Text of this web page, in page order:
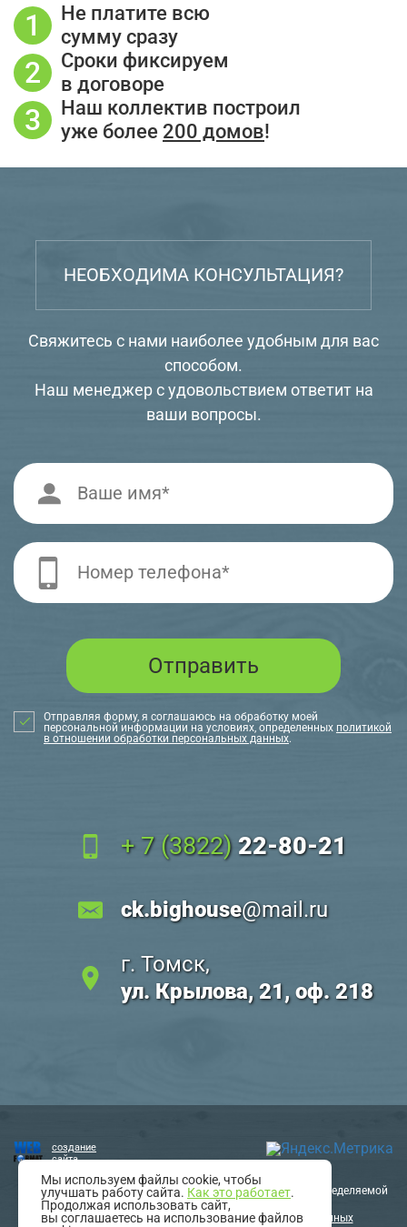
Не платите всю
сумму сразу
Сроки фиксируем
в договоре
Наш коллектив построил
уже более 200 домов!
НЕОБХОДИМА КОНСУЛЬТАЦИЯ?
Свяжитесь с нами наиболее удобным для вас
способом.
Наш менеджер с удовольствием ответит на
ваши вопросы.
Отправляя форму, я соглашаюсь на обработку моей
персональной информации на условиях, определенных политикой
в отношении обработки персональных данных.
+ 7 (3822) 22-80-21
ck.bighouse@mail.ru
г. Томск,
ул. Крылова, 21, оф. 218
создание
сайта
Информация на сайте не является публичной офертой, определяемой
положениями статьи 437 ГК РФ.
Политика в отношении обработки персональных данных
Мы используем файлы cookie, чтобы
улучшать работу сайта. Как это работает.
Продолжая использовать сайт,
вы соглашаетесь на использование файлов